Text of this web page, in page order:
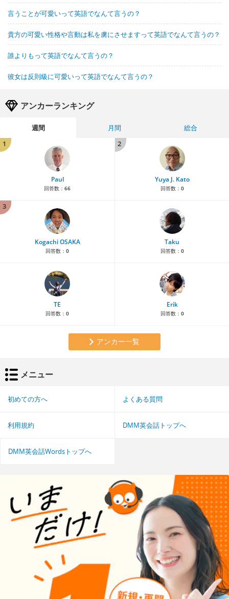
言うことが可愛いって英語でなんて言うの？
貴方の可愛い性格や言動は私を虜にさせますって英語でなんて言うの？
誰よりもって英語でなんて言うの？
彼女は反則級に可愛いって英語でなんて言うの？
アンカーランキング
週間 月間
総合
1
Paul
回答数： 66
2
Yuya J. Kato
回答数： 0
3
Kogachi OSAKA
回答数： 0
Taku
回答数： 0
TE
回答数： 0
Erik
回答数： 0
アンカー一覧
メニュー
初めての方へ よくある質問
利用規約 DMM英会話トップへ
DMM英会話Wordsトップへ